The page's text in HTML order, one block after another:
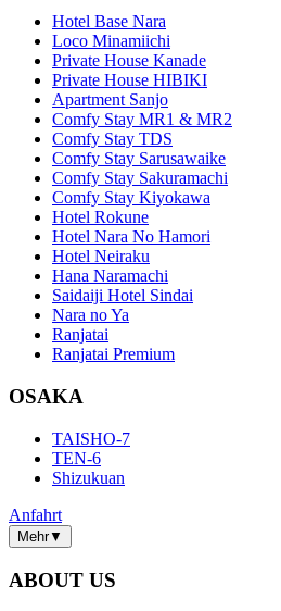
Hotel Base Nara
Loco Minamiichi
Private House Kanade
Private House HIBIKI
Apartment Sanjo
Comfy Stay MR1 & MR2
Comfy Stay TDS
Comfy Stay Sarusawaike
Comfy Stay Sakuramachi
Comfy Stay Kiyokawa
Hotel Rokune
Hotel Nara No Hamori
Hotel Neiraku
Hana Naramachi
Saidaiji Hotel Sindai
Nara no Ya
Ranjatai
Ranjatai Premium
OSAKA
TAISHO-7
TEN-6
Shizukuan
Anfahrt
Mehr▼
ABOUT US